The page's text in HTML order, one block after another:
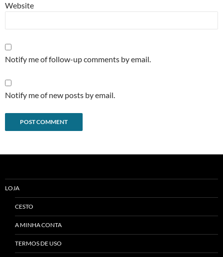
Website
Notify me of follow-up comments by email.
Notify me of new posts by email.
LOJA
CESTO
A MINHA CONTA
TERMOS DE USO